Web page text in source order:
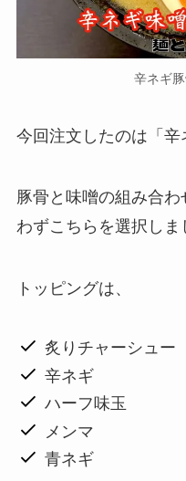
辛ネギ
今回注文したのは「辛
豚骨と味噌の組み合
わずこちらを選択しま
トッピングは、
炙りチャーシュー
辛ネギ
ハーフ味玉
メンマ
青ネギ